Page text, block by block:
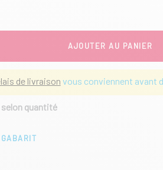
AJOUTER AU PANIER
de livraison vous conviennent avant
quantité